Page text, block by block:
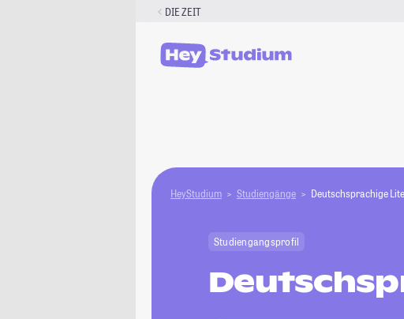
DIE ZEIT
HeyStudium Studiengänge Deutschsprachige
Studiengangsprofil